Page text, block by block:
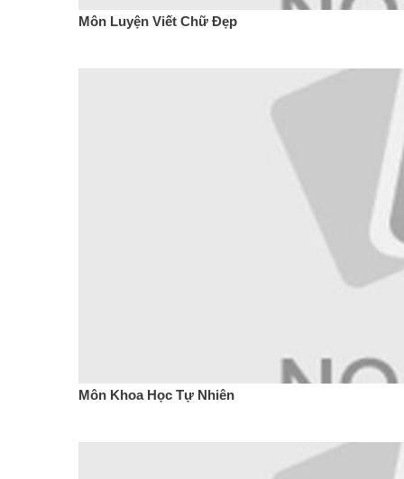
Môn Luyện Viết Chữ Đẹp
Môn Khoa Học Tự Nhiên